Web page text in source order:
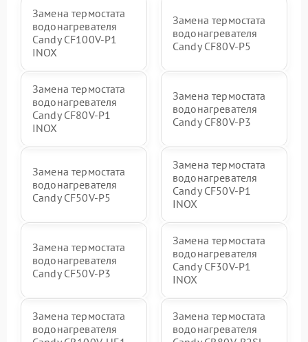
Замена термостата
водонагревателя
Candy CF100V-P1
INOX
Замена термостата
водонагревателя
Candy CF80V-P5
Замена термостата
водонагревателя
Candy CF80V-P1
INOX
Замена термостата
водонагревателя
Candy CF80V-P3
Замена термостата
водонагревателя
Candy CF50V-P5
Замена термостата
водонагревателя
Candy CF50V-P1
INOX
Замена термостата
водонагревателя
Candy CF50V-P3
Замена термостата
водонагревателя
Candy CF30V-P1
INOX
Замена термостата
водонагревателя
Замена термостата
водонагревателя